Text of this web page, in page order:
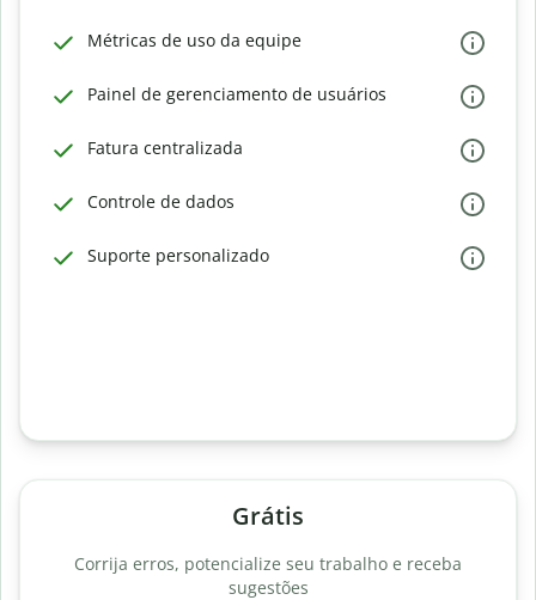
Métricas de uso da equipe
Painel de gerenciamento de usuários
Fatura centralizada
Controle de dados
Suporte personalizado
Grátis
Corrija erros, potencialize seu trabalho e receba
sugestões